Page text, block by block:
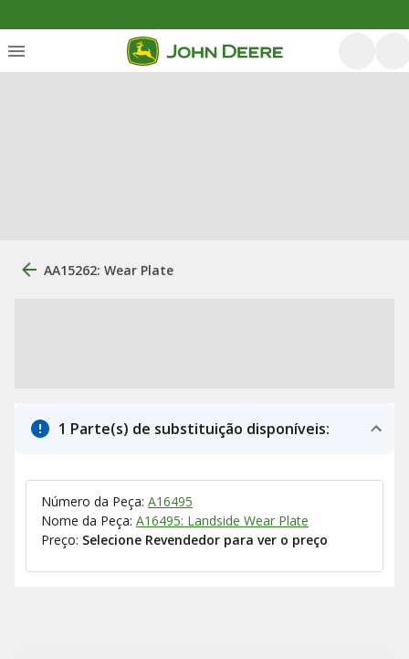
AA15262: Wear Plate
1 Parte(s) de substituição disponíveis:
Número da Peça: A16495
Nome da Peça: A16495: Landside Wear Plate
Preço: Selecione Revendedor para ver o preço